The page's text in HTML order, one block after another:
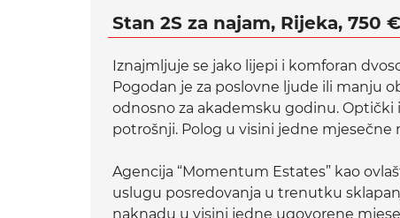
Stan 2S za najam, Rijeka, 750
Iznajmljuje se jako lijepi i komforan
Pogodan je za poslovne ljude ili manju
odnosno za akademsku godinu.
potrošnji. Polog u visini jedne mjesečne
Agencija “Momentum Estates” kao
uslugu posredovanja u trenutku
naknadu u visini jedne ugovorene